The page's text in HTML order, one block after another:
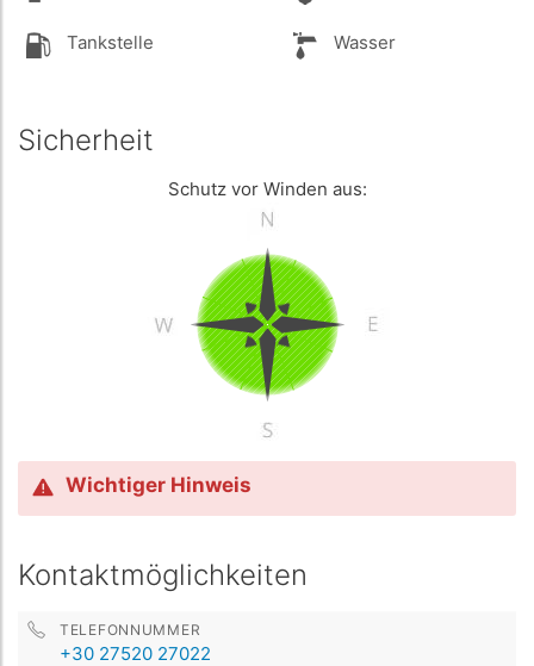
Tankstelle Wasser
Sicherheit
Schutz vor Winden aus:
Wichtiger Hinweis
Kontaktmöglichkeiten
TELEFONNUMMER
+30 27520 27022